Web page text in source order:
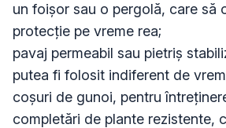
un foișor sau o pergolă, care să
protecție pe vreme rea;
pavaj permeabil sau pietriș
putea fi folosit indiferent de
coșuri de gunoi, pentru
completări de plante rezistente,